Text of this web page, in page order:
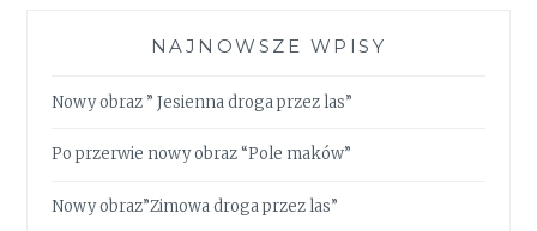
NAJNOWSZE WPISY
Nowy obraz ” Jesienna droga przez las”
Po przerwie nowy obraz “Pole maków”
Nowy obraz”Zimowa droga przez las”